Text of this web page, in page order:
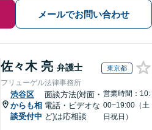
メールでお問い合わせ
佐々木 亮 弁護士 東京都
フリューゲル法律事務所
渋谷区
からも相
談受付中
面談方法(対面・
電話・ビデオな
ど)は応相談
営業時間：10:
00~19:00（土
日祝日）